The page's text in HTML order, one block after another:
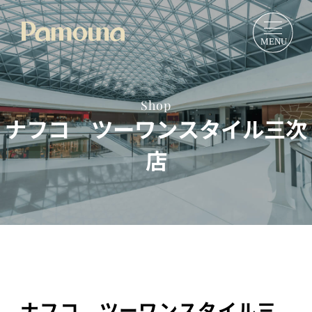
Shop
ナフコ ツーワンスタイル三次
店